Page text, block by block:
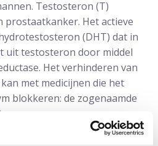
Testosteron (T)
prostaatkanker. Het actieve
(DHT) dat in
uit testosteron door middel
Het verhinderen van
met medicijnen die het
blokkeren: de zogenaamde
dutasteride en finasteride, zijn